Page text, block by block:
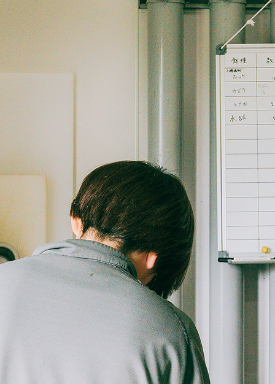
タグで絞り込む
すべての記録 保護した鳥（猛禽類） 保護した鳥（その他